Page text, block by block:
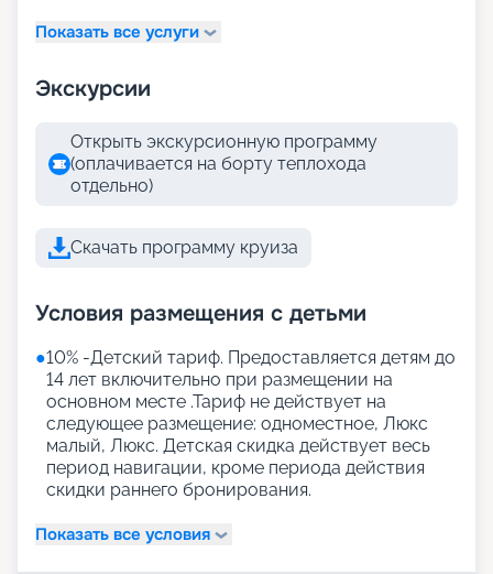
Показать все услуги
Экскурсии
Открыть экскурсионную программу
(оплачивается на борту теплохода
отдельно)
Скачать программу круиза
Условия размещения с детьми
●10% -Детский тариф. Предоставляется детям до
14 лет включительно при размещении на
основном месте .Тариф не действует на
следующее размещение: одноместное, Люкс
малый, Люкс. Детская скидка действует весь
период навигации, кроме периода действия
скидки раннего бронирования.
Показать все условия